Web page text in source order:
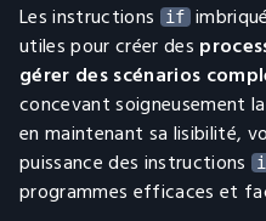
Les instructions if
utiles pour créer des
gérer des scénarios
concevant soigneusement
en maintenant sa lisibilité,
puissance des instructions
programmes efficaces et